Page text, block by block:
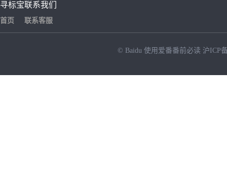
寻标宝
首页
联系我们
联系客服
© Baidu 使用爱番番前必读 沪ICP